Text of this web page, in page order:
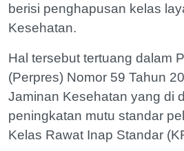
berisi penghapusan kelas
Kesehatan.
Hal tersebut tertuang dalam
(Perpres) Nomor 59 Tahun
Jaminan Kesehatan yang di
peningkatan mutu standar
Kelas Rawat Inap Standar